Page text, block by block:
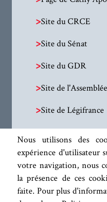
Nous utilisons des
expérience d'utilisateur
votre navigation, nous
la présence de ces
faite. Pour plus
>Site du CRCE
>Site du Sénat
>Site du GDR
>Site de
>Site de Légifrance